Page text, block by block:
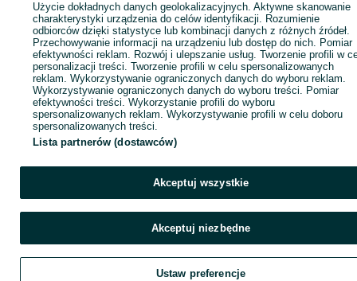
Użycie dokładnych danych geolokalizacyjnych. Aktywne skanowanie
charakterystyki urządzenia do celów identyfikacji. Rozumienie
odbiorców dzięki statystyce lub kombinacji danych z różnych źródeł.
Przechowywanie informacji na urządzeniu lub dostęp do nich. Pomiar
efektywności reklam. Rozwój i ulepszanie usług. Tworzenie profili w
personalizacji treści. Tworzenie profili w celu spersonalizowanych
reklam. Wykorzystywanie ograniczonych danych do wyboru reklam.
Wykorzystywanie ograniczonych danych do wyboru treści. Pomiar
efektywności treści. Wykorzystanie profili do wyboru
spersonalizowanych reklam. Wykorzystywanie profili w celu doboru
spersonalizowanych treści.
Lista partnerów (dostawców)
Akceptuj wszystkie
Akceptuj niezbędne
Ustaw preferencje